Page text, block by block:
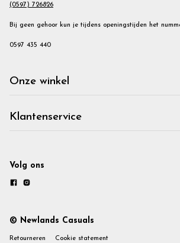
(0597) 726826
Bij geen gehoor kun je tijdens openingstijden het
0597 435 440
Onze winkel
Klantenservice
Volg ons
© Newlands Casuals
Retourneren Cookie statement